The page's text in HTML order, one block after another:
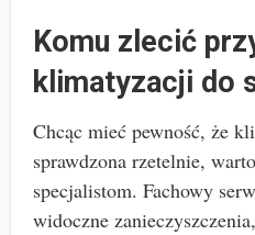
Komu zlecić
klimatyzacji do
Chcąc mieć pewność, że
sprawdzona rzetelnie,
specjalistom. Fachowy
widoczne